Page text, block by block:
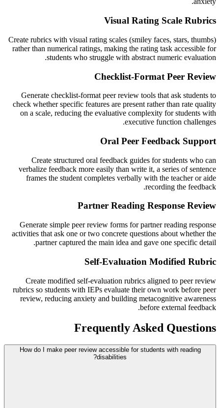
Visual Rating Scale Rubrics
Create rubrics with visual rating scales (smiley faces, stars, thumbs)
rather than numerical ratings, making the rating task accessible for
students who struggle with abstract numeric evaluation.
Checklist-Format Peer Review
Generate checklist-format peer review tools that ask students to
check whether specific features are present rather than rate quality
on a scale, reducing the evaluative complexity for students with
executive function challenges.
Oral Peer Feedback Support
Create structured oral feedback guides for students who can
verbalize feedback more easily than write it, a series of sentence
frames the student completes verbally with the teacher or aide
recording the feedback.
Partner Reading Response Review
Generate simple peer review forms for partner reading response
activities that ask one or two concrete questions about whether the
partner captured the main idea and gave one specific detail.
Self-Evaluation Modified Rubric
Create modified self-evaluation rubrics aligned to peer review
rubrics so students with IEPs evaluate their own work before peer
review, reducing anxiety and building metacognitive awareness
before external feedback.
Frequently Asked Questions
How do I make peer review accessible for students with reading
disabilities?